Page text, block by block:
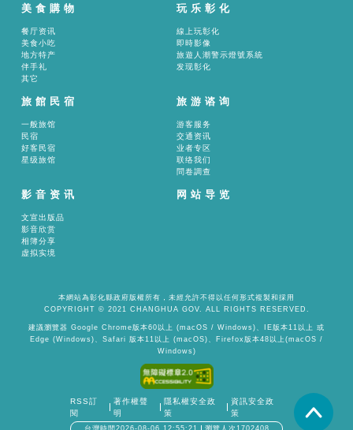
置頂
美食購物
餐厅资讯
美食小吃
地方特产
伴手礼
其它
玩乐彰化
線上玩彰化
即時影像
旅遊人潮警示燈號系統
发现彰化
旅館民宿
一般旅馆
民宿
好客民宿
星级旅馆
旅游谘询
游客服务
交通资讯
业者专区
联络我们
問卷調查
影音资讯
文宣出版品
影音欣赏
相簿分享
虚拟实境
网站导览
本網站為彰化縣政府版權所有，未經允許不得以任何形式複製和採用
COPYRIGHT © 2021 CHANGHUA GOV. ALL RIGHTS RESERVED.
建議瀏覽器 Google Chrome版本60以上 (macOS / Windows)、IE版本11以上 或
Edge (Windows)、Safari 版本11以上 (macOS)、Firefox版本48以上(macOS /
Windows)
RSS訂
閱
著作權聲
明
隱私權安全政
策
資訊安全政
策